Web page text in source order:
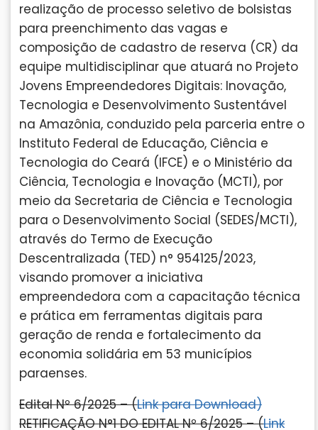
realização de processo seletivo de bolsistas
para preenchimento das vagas e
composição de cadastro de reserva (CR) da
equipe multidisciplinar que atuará no Projeto
Jovens Empreendedores Digitais: Inovação,
Tecnologia e Desenvolvimento Sustentável
na Amazônia, conduzido pela parceria entre o
Instituto Federal de Educação, Ciência e
Tecnologia do Ceará (IFCE) e o Ministério da
Ciência, Tecnologia e Inovação (MCTI), por
meio da Secretaria de Ciência e Tecnologia
para o Desenvolvimento Social (SEDES/MCTI),
através do Termo de Execução
Descentralizada (TED) n° 954125/2023,
visando promover a iniciativa
empreendedora com a capacitação técnica
e prática em ferramentas digitais para
geração de renda e fortalecimento da
economia solidária em 53 municípios
paraenses.
Edital Nº 6/2025 – (Link para Download)
RETIFICAÇÃO N°1 DO EDITAL Nº 6/2025 – (Link